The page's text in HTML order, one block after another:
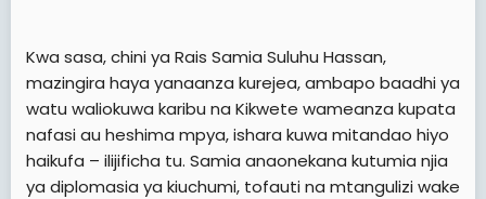
Kwa sasa, chini ya Rais Samia Suluhu Hassan,
mazingira haya yanaanza kurejea, ambapo baadhi ya
watu waliokuwa karibu na Kikwete wameanza kupata
nafasi au heshima mpya, ishara kuwa mitandao hiyo
haikufa – ilijificha tu. Samia anaonekana kutumia njia
ya diplomasia ya kiuchumi, tofauti na mtangulizi wake